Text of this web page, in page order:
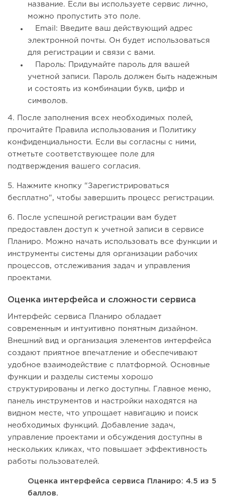
название. Если вы используете сервис лично,
можно пропустить это поле.
Email: Введите ваш действующий адрес
электронной почты. Он будет использоваться
для регистрации и связи с вами.
Пароль: Придумайте пароль для вашей
учетной записи. Пароль должен быть надежным
и состоять из комбинации букв, цифр и
символов.
4. После заполнения всех необходимых полей,
прочитайте Правила использования и Политику
конфиденциальности. Если вы согласны с ними,
отметьте соответствующее поле для
подтверждения вашего согласия.
5. Нажмите кнопку "Зарегистрироваться
бесплатно", чтобы завершить процесс регистрации.
6. После успешной регистрации вам будет
предоставлен доступ к учетной записи в сервисе
Планиро. Можно начать использовать все функции и
инструменты системы для организации рабочих
процессов, отслеживания задач и управления
проектами.
Оценка интерфейса и сложности сервиса
Интерфейс сервиса Планиро обладает
современным и интуитивно понятным дизайном.
Внешний вид и организация элементов интерфейса
создают приятное впечатление и обеспечивают
удобное взаимодействие с платформой. Основные
функции и разделы системы хорошо
структурированы и легко доступны. Главное меню,
панель инструментов и настройки находятся на
видном месте, что упрощает навигацию и поиск
необходимых функций. Добавление задач,
управление проектами и обсуждения доступны в
нескольких кликах, что повышает эффективность
работы пользователей.
Оценка интерфейса сервиса Планиро: 4.5 из 5
баллов.